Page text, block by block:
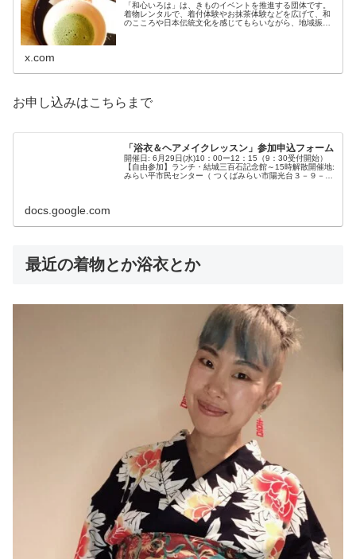
「和心いろは」は、きものイベントを推進する団体です。
着物レンタルで、着付体験やお抹茶体験などを広げて、和
のこころや日本伝統文化を感じてもらいながら、地域振興
x.com
お申し込みはこちらまで
「浴衣＆ヘアメイクレッスン」参加申込フォーム
開催日: 6月29日(水)10：00ー12：15（9：30受付開始）
【自由参加】ランチ・結城三百石記念館～15時解散開催地:
みらい平市民センター（ つくばみらい市陽光台３－９－
docs.google.com
最近の着物とか浴衣とか